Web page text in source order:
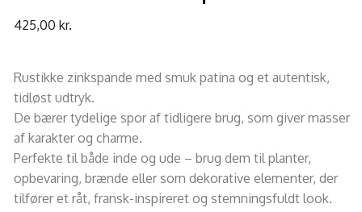
425,00 kr.
Rustikke zinkspande med smuk patina og et autentisk,
tidløst udtryk.
De bærer tydelige spor af tidligere brug, som giver masser
af karakter og charme.
Perfekte til både inde og ude – brug dem til planter,
opbevaring, brænde eller som dekorative elementer, der
tilfører et råt, fransk-inspireret og stemningsfuldt look.